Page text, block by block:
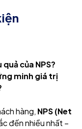
của NPS?
minh giá trị
hàng, NPS (Net
đến nhiều nhất –